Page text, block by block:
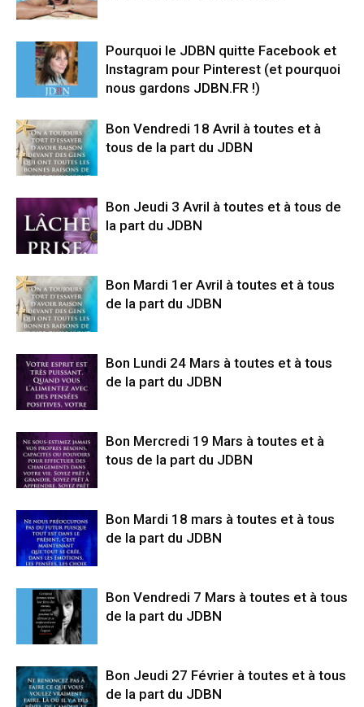
Pourquoi le JDBN quitte Facebook et
Instagram pour Pinterest (et pourquoi
nous gardons JDBN.FR !)
Bon Vendredi 18 Avril à toutes et à
tous de la part du JDBN
Bon Jeudi 3 Avril à toutes et à tous de
la part du JDBN
Bon Mardi 1er Avril à toutes et à tous
de la part du JDBN
Bon Lundi 24 Mars à toutes et à tous
de la part du JDBN
Bon Mercredi 19 Mars à toutes et à
tous de la part du JDBN
Bon Mardi 18 mars à toutes et à tous
de la part du JDBN
Bon Vendredi 7 Mars à toutes et à tous
de la part du JDBN
Bon Jeudi 27 Février à toutes et à tous
de la part du JDBN